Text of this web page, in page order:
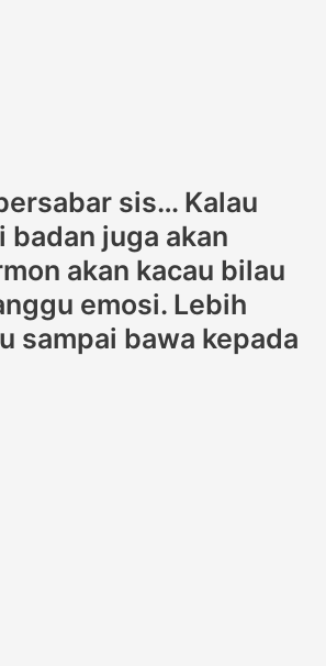
sis… Kalau
badan juga akan
akan kacau bilau
emosi. Lebih
sampai bawa kepada